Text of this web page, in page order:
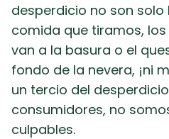
desperdicio no son solo
comida que tiramos,
van a la basura o el
fondo de la nevera, ¡ni
un tercio del
consumidores, no
culpables.